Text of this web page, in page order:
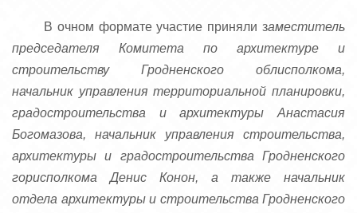
В очном формате участие приняли заместитель
председателя Комитета по архитектуре и
строительству Гродненского облисполкома,
начальник управления территориальной планировки,
градостроительства и архитектуры Анастасия
Богомазова, начальник управления строительства,
архитектуры и градостроительства Гродненского
горисполкома Денис Конон, а также начальник
отдела архитектуры и строительства Гродненского